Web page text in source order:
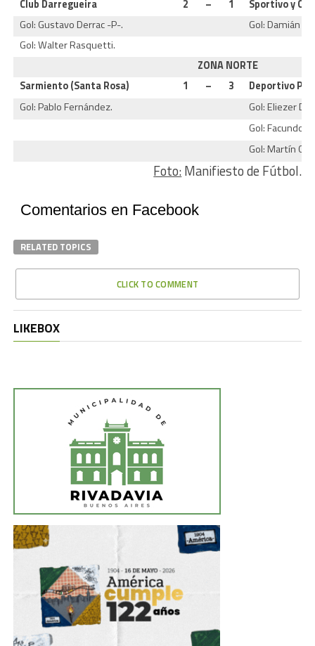
Club Darregueira
2 – 1
Sportivo y
Gol: Gustavo Derrac -P-.
Gol: Damián
Gol: Walter Rasquetti.
ZONA NORTE
Sarmiento (Santa Rosa)
1 – 3
Deportivo
Gol: Pablo Fernández.
Gol: Eliezer
Gol: Facundo
Gol: Martín
Foto:Manifiesto de Fútbol.
Comentarios en Facebook
RELATED TOPICS
CLICK TO COMMENT
LIKEBOX